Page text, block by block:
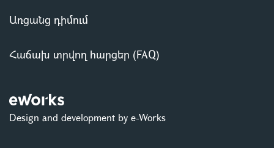
Առցանց դիմում
Հաճախ տրվող հարցեր (FAQ)
Design and development by e-Works